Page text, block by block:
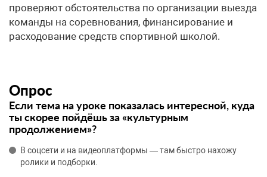
проверяют обстоятельства по организации выезда
команды на соревнования, финансирование и
расходование средств спортивной школой.
Опрос
Если тема на уроке показалась интересной, куда
ты скорее пойдёшь за «культурным
продолжением»?
В соцсети и на видеоплатформы — там быстро нахожу
ролики и подборки.